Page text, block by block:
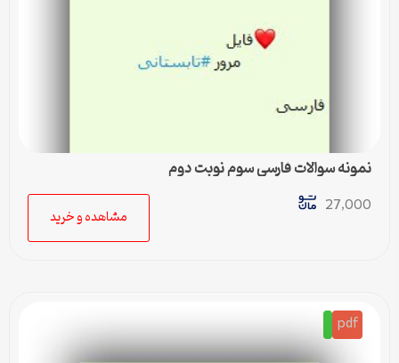
نمونه سوالات فارسی سوم نوبت دوم
27,000
مشاهده و خرید
pdf